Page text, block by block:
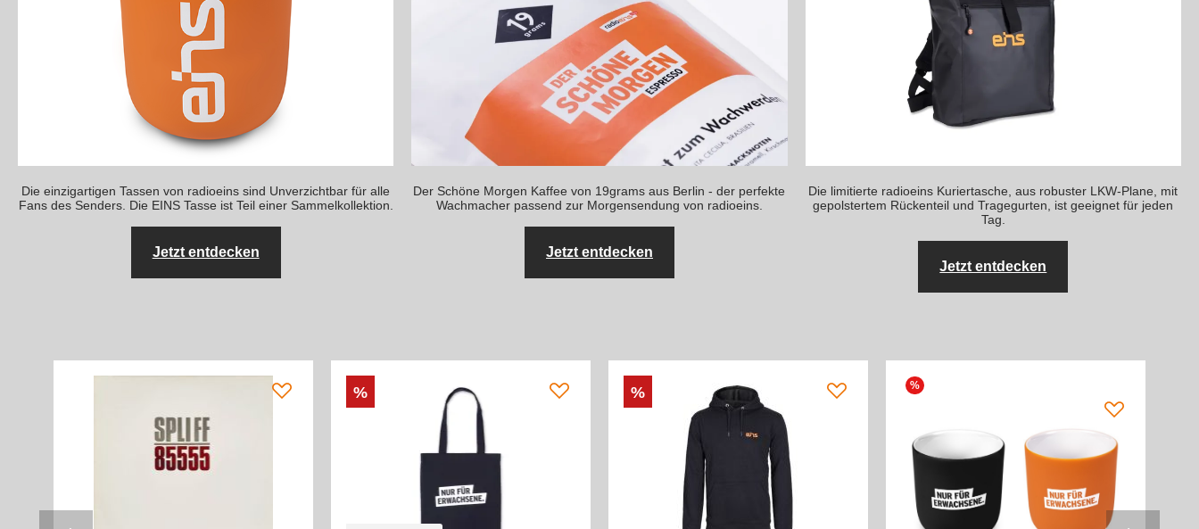
Die einzigartigen Tassen von radioeins sind Unverzichtbar für alle
Fans des Senders. Die EINS Tasse ist Teil einer Sammelkollektion.
Jetzt entdecken
Der Schöne Morgen Kaffee von 19grams aus Berlin - der perfekte
Wachmacher passend zur Morgensendung von radioeins.
Jetzt entdecken
Die limitierte radioeins Kuriertasche, aus robuster LKW-Plane, mit
gepolstertem Rückenteil und Tragegurten, ist geeignet für jeden
Tag.
Jetzt entdecken
% % %